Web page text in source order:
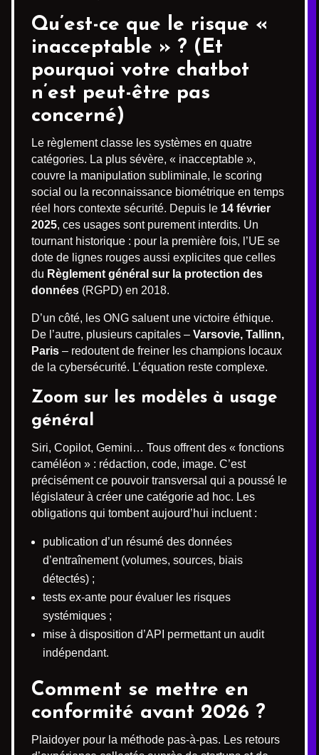
Qu’est-ce que le risque «
inacceptable » ? (Et
pourquoi votre chatbot
n’est peut-être pas
concerné)
Le règlement classe les systèmes en quatre
catégories. La plus sévère, « inacceptable »,
couvre la manipulation subliminale, le scoring
social ou la reconnaissance biométrique en temps
réel hors contexte sécurité. Depuis le 14 février
2025, ces usages sont purement interdits. Un
tournant historique : pour la première fois, l’UE se
dote de lignes rouges aussi explicites que celles
du Règlement général sur la protection des
données (RGPD) en 2018.
D’un côté, les ONG saluent une victoire éthique.
De l’autre, plusieurs capitales – Varsovie, Tallinn,
Paris – redoutent de freiner les champions locaux
de la cybersécurité. L’équation reste complexe.
Zoom sur les modèles à usage
général
Siri, Copilot, Gemini… Tous offrent des « fonctions
caméléon » : rédaction, code, image. C’est
précisément ce pouvoir transversal qui a poussé le
législateur à créer une catégorie ad hoc. Les
obligations qui tombent aujourd’hui incluent :
publication d’un résumé des données
d’entraînement (volumes, sources, biais
détectés) ;
tests ex-ante pour évaluer les risques
systémiques ;
mise à disposition d’API permettant un audit
indépendant.
Comment se mettre en
conformité avant 2026 ?
Plaidoyer pour la méthode pas-à-pas. Les retours